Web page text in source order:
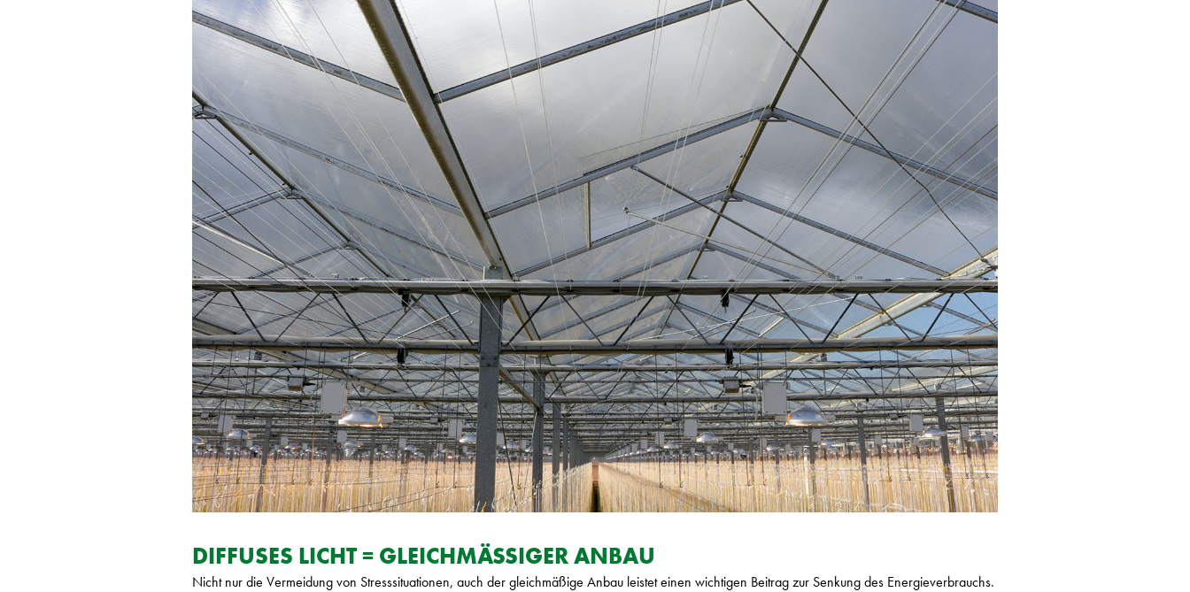
DIFFUSES LICHT = GLEICHMÄSSIGER ANBAU
Nicht nur die Vermeidung von Stresssituationen, auch der gleichmäßige Anbau leistet einen wichtigen Beitrag zur Senkung des Energieverbrauchs.